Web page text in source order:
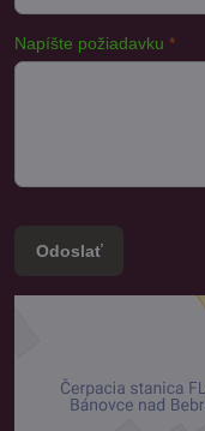
Napíšte požiadavku *
Odoslať